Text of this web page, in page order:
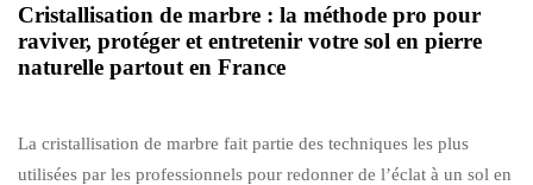
Cristallisation de marbre : la méthode pro pour
raviver, protéger et entretenir votre sol en pierre
naturelle partout en France
La cristallisation de marbre fait partie des techniques les plus
utilisées par les professionnels pour redonner de l’éclat à un sol en